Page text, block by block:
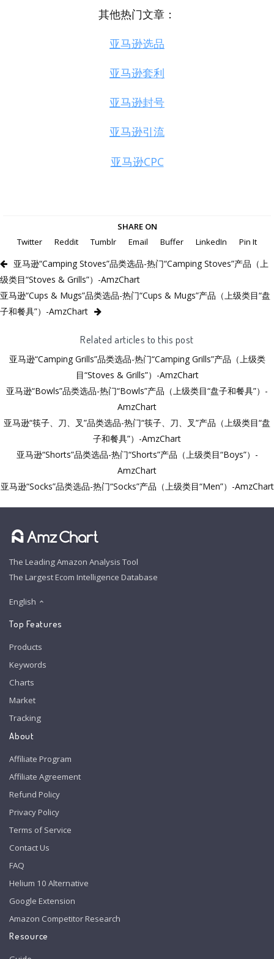
其他热门文章：
亚马逊选品
亚马逊套利
亚马逊封号
亚马逊引流
亚马逊CPC
SHARE ON
Twitter
Reddit Tumblr Email Buffer LinkedIn Pin It
亚马逊“Camping Stoves”品类选品-热门“Camping Stoves”产品（上
级类目“Stoves & Grills”）-AmzChart
亚马逊“Cups & Mugs”品类选品-热门“Cups & Mugs”产品（上级类目“盘
子和餐具”）-AmzChart
Related articles to this post
亚马逊“Camping Grills”品类选品-热门“Camping Grills”产品（上级类
目“Stoves & Grills”）-AmzChart
亚马逊“Bowls”品类选品-热门“Bowls”产品（上级类目“盘子和餐具”）-
AmzChart
亚马逊“筷子、刀、叉”品类选品-热门“筷子、刀、叉”产品（上级类目“盘
子和餐具”）-AmzChart
亚马逊“Shorts”品类选品-热门“Shorts”产品（上级类目“Boys”）-
AmzChart
亚马逊“Socks”品类选品-热门“Socks”产品（上级类目“Men”）-AmzChart
The Leading Amazon Analysis Tool
The Largest Ecom Intelligence Database
English
Top Features
Products
Keywords
Charts
Market
Tracking
About
Affiliate Program
Affiliate Agreement
Refund Policy
Privacy Policy
Terms of Service
Contact Us
FAQ
Helium 10 Alternative
Google Extension
Amazon Competitor Research
Resource